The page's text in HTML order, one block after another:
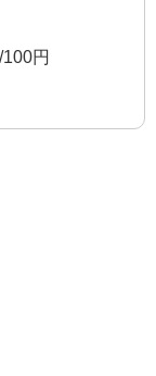
円